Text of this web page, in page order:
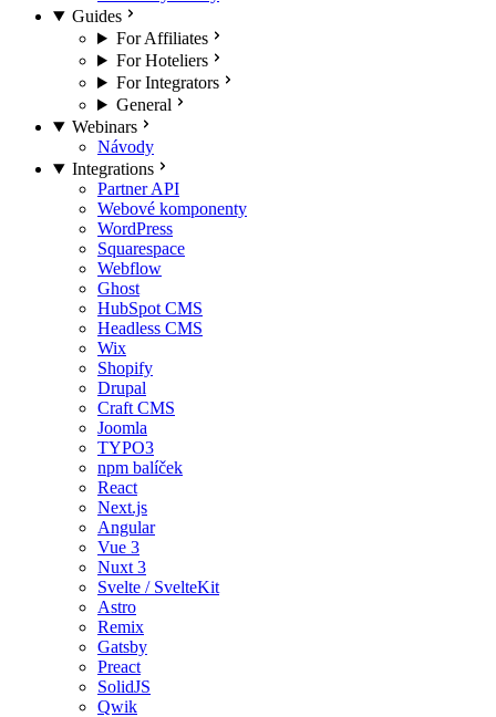
Guides
For Affiliates
For Hoteliers
For Integrators
General
Webinars
Návody
Integrations
Partner API
Webové komponenty
WordPress
Squarespace
Webflow
Ghost
HubSpot CMS
Headless CMS
Wix
Shopify
Drupal
Craft CMS
Joomla
TYPO3
npm balíček
React
Next.js
Angular
Vue 3
Nuxt 3
Svelte / SvelteKit
Astro
Remix
Gatsby
Preact
SolidJS
Qwik